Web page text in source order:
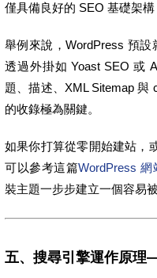
僅具備良好的 SEO 基礎架
舉例來說，WordPress 預設
透過外掛如 Yoast SEO 或
題、描述、XML Sitemap 與
的收錄極為關鍵。
如果你打算從零開始建站，
可以參考這篇WordPress 網
裝主題一步步建立一個容易
五、搜尋引擎運作原